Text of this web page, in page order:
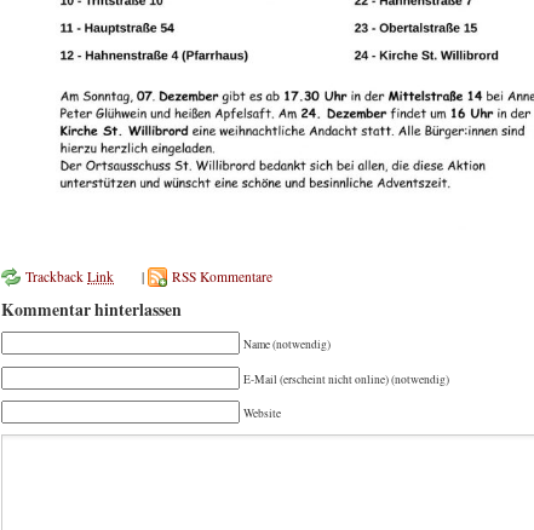
Trackback Link | RSS Kommentare
Kommentar hinterlassen
Name (notwendig)
E-Mail (erscheint nicht online) (notwendig)
Website